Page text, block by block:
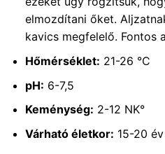
elmozdítani őket.
kavics megfelelő. Fontos
Hőmérséklet: 21-26 °C
pH: 6-7,5
Keménység: 2-12 NK°
Várható életkor: 15-20 év